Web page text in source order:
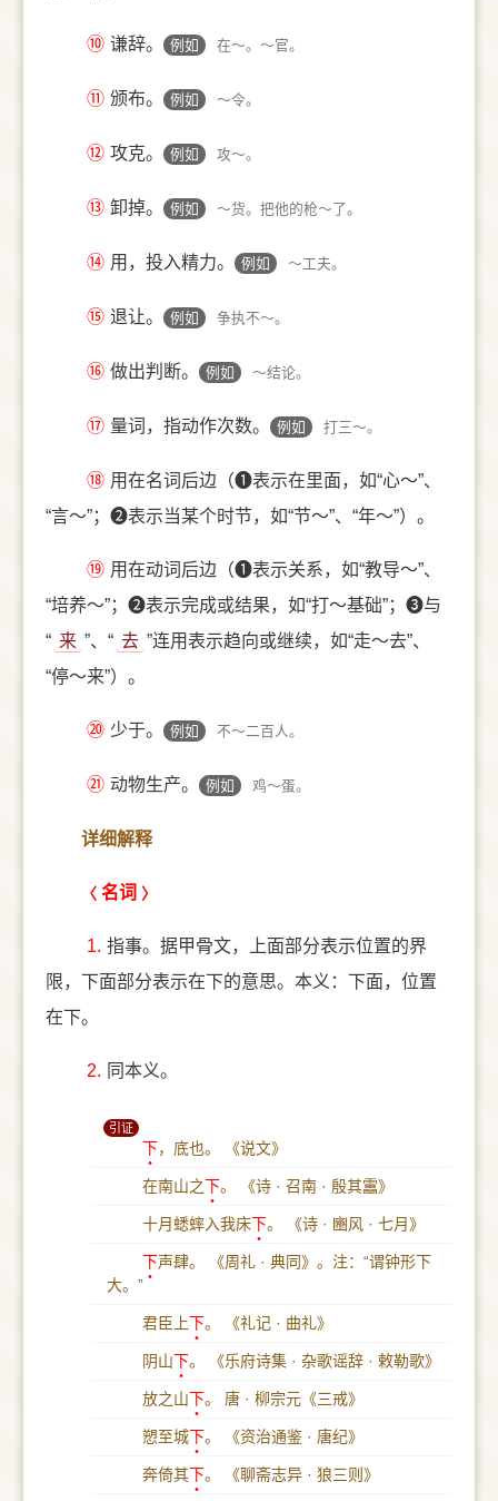
⑩ 谦辞。 例如 在～。～官。
⑪ 颁布。 例如 ～令。
⑫ 攻克。 例如 攻～。
⑬ 卸掉。 例如 ～货。把他的枪～了。
⑭ 用，投入精力。 例如 ～工夫。
⑮ 退让。 例如 争执不～。
⑯ 做出判断。 例如 ～结论。
⑰ 量词，指动作次数。 例如 打三～。
⑱ 用在名词后边（❶表示在里面，如“心～”、
“言～”；❷表示当某个时节，如“节～”、“年～”）。
⑲ 用在动词后边（❶表示关系，如“教导～”、
“培养～”；❷表示完成或结果，如“打～基础”；❸与
“ 来 ”、“ 去 ”连用表示趋向或继续，如“走～去”、
“停～来”）。
⑳ 少于。 例如 不～二百人。
㉑ 动物生产。 例如 鸡～蛋。
详细解释
名词
1. 指事。据甲骨文，上面部分表示位置的界
限，下面部分表示在下的意思。本义：下面，位置
在下。
2. 同本义。
引证
下，底也。 《说文》
在南山之下。 《诗 · 召南 · 殷其靁》
十月蟋蟀入我床下。 《诗 · 豳风 · 七月》
下声肆。
《周礼 · 典同》。注：“谓钟形下
大。”
君臣上下。 《礼记 · 曲礼》
阴山下。 《乐府诗集 · 杂歌谣辞 · 敕勒歌》
放之山下。 唐 · 柳宗元《三戒》
愬至城下。 《资治通鉴 · 唐纪》
奔倚其下。 《聊斋志异 · 狼三则》